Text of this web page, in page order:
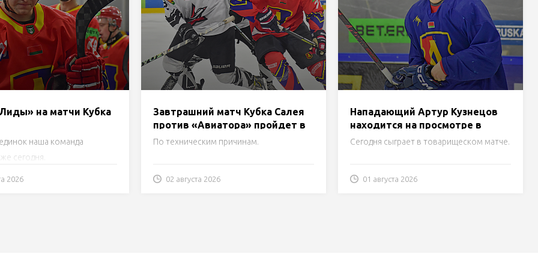
на матчи Кубка
наша команда
сегодня.
2026
Завтрашний матч Кубка Салея
против «Авиатора» пройдет в
Лиде!
По техническим причинам.
02 августа 2026
Нападающий Артур Кузнецов
находится на просмотре в
«Лиде»
Сегодня сыграет в товарищеском матче.
01 августа 2026